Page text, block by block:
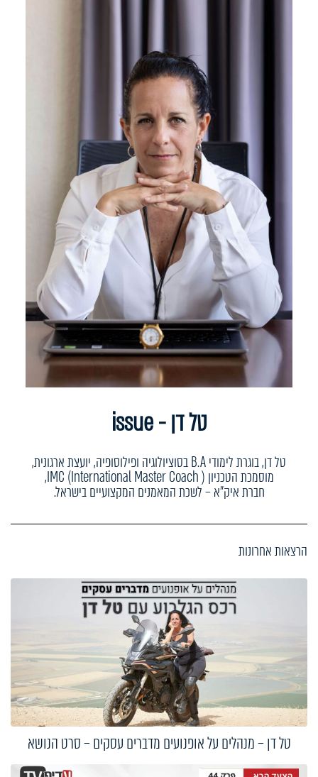
טל דן - issue
טל דן, בוגרת לימודי B.A בסוציולוגיה ופילוסופיה, יועצת ארגונית,
מוסמכת הטכניון IMC (International Master Coach ),
חברת איק"א – לשכת המאמנים המקצועיים בישראל.
הרצאות אחרונות
טל דן – מנהלים על אופנועים מדברים עסקים – סרט הנושא